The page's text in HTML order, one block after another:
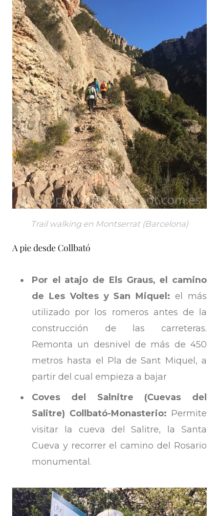
Trail walking en Montserrat (Barcelona)
A pie desde Collbató
Por el atajo de Els Graus, el camino
de Les Voltes y San Miquel: el más
utilizado por los romeros antes de la
construcción de las carreteras.
Remonta un desnivel de más de 450
metros hasta el Pla de Sant Miquel, a
partir del cual empieza a bajar
Coves del Salnitre (Cuevas del
Salitre) Collbató-Monasterio: Permite
visitar la cueva del Salitre, la Santa
Cueva y recorrer el camino del Rosario
monumental.